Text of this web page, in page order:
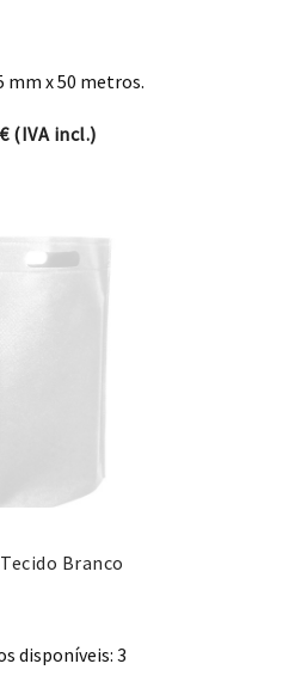
mm x 50 metros.
€(IVA incl.)
Branco
disponíveis: 3